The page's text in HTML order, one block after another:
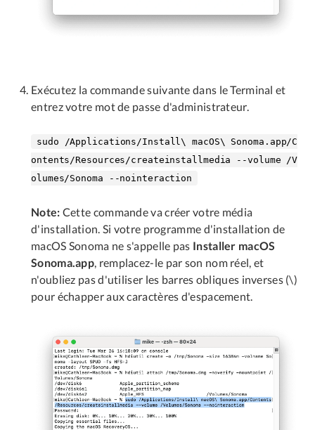
Exécutez la commande suivante dans le Terminal et
entrez votre mot de passe d'administrateur.
sudo /Applications/Install\ macOS\ Sonoma.app/C
ontents/Resources/createinstallmedia --volume /V
olumes/Sonoma --nointeraction
Note: Cette commande va créer votre média
d'installation. Si votre programme d'installation de
macOS Sonoma ne s'appelle pas Installer macOS
Sonoma.app , remplacez-le par son nom réel, et
n'oubliez pas d'utiliser les barres obliques inverses (\)
pour échapper aux caractères d'espacement.